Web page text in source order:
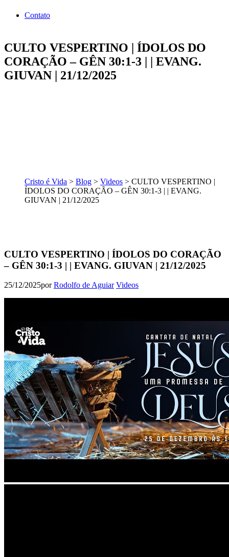
Contato
CULTO VESPERTINO | ÍDOLOS DO
CORAÇÃO – GÊN 30:1-3 | | EVANG.
GIUVAN | 21/12/2025
Cristo é Vida > Blog > Videos > CULTO VESPERTINO |
ÍDOLOS DO CORAÇÃO – GÊN 30:1-3 | | EVANG.
GIUVAN | 21/12/2025
CULTO VESPERTINO | ÍDOLOS DO CORAÇÃO
– GÊN 30:1-3 | | EVANG. GIUVAN | 21/12/2025
25/12/2025porRodolfo de Aguiar Videos